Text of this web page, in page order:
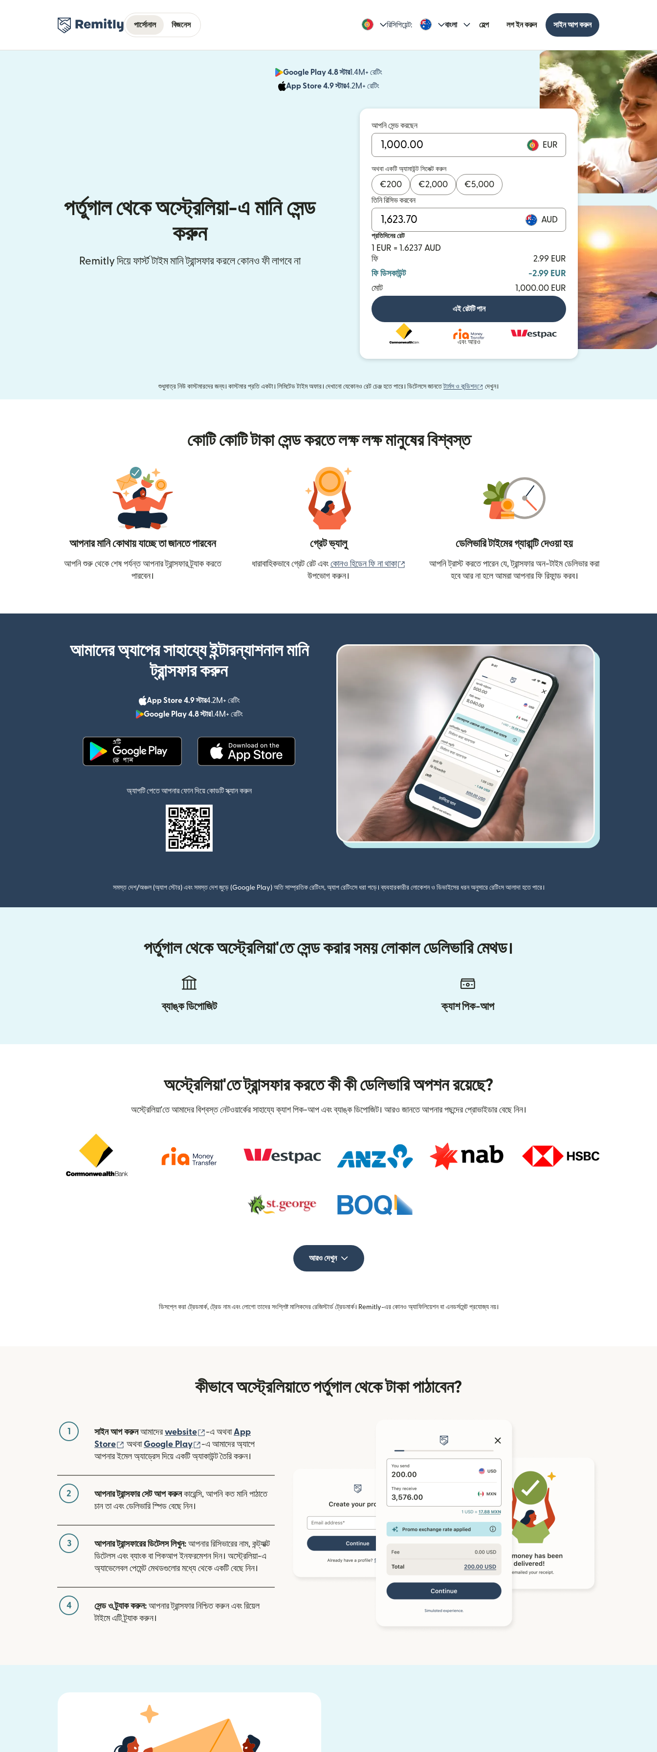
পার্সোনাল বিজনেস রিসিপিয়েন্ট: বাংলা হেল্প লগ ইন করুন সাইন আপ করুন
Google Play 4.8 স্টার1.4M+ রেটিং
App Store 4.9 স্টার4.2M+ রেটিং
পর্তুগাল থেকে অস্ট্রেলিয়া-এ মানি সেন্ড
করুন
Remitly দিয়ে ফার্স্ট টাইম মানি ট্রান্সফার করলে কোনও ফী লাগবে না
আপনি সেন্ড করছেন
EUR
অথবা একটি অ্যামাউন্ট সিলেক্ট করুন
€200 €2,000 €5,000
তিনি রিসিভ করবেন
AUD
প্রতিদিনের রেট
1 EUR = 1.6237 AUD
ফি
2.99 EUR
ফি ডিসকাউন্ট
-2.99 EUR
মোট
1,000.00 EUR
এই রেটটি পান
এবং আরও
শুধুমাত্র নিউ কাস্টমারদের জন্য। কাস্টমার প্রতি একটা। লিমিটেড টাইম অফার। দেখানো যেকোনও রেট চেঞ্জ হতে পারে। ডিটেলসে জানতেটার্মস ও কন্ডিশন (নতুন উইন্ডোতে খুলবে)
দেখুন।
কোটি কোটি টাকা সেন্ড করতে লক্ষ লক্ষ মানুষের বিশ্বস্ত
আপনার মানি কোথায় যাচ্ছে তা জানতে পারবেন
আপনি শুরু থেকে শেষ পর্যন্ত আপনার ট্রান্সফার ট্র্যাক করতে
পারবেন।
গ্রেট ভ্যালু
ধারাবাহিকভাবে গ্রেট রেট এবং কোনও হিডেন ফি না থাকা
(নতুন উইন্ডোতে খুলবে)
উপভোগ করুন।
ডেলিভারি টাইমের গ্যারান্টি দেওয়া হয়
আপনি ট্রাস্ট করতে পারেন যে, ট্রান্সফার অন-টাইম ডেলিভার করা
হবে আর না হলে আমরা আপনার ফি রিফান্ড করব।
আমাদের অ্যাপের সাহায্যে ইন্টারন্যাশনাল মানি
ট্রান্সফার করুন
App Store 4.9 স্টার4.2M+ রেটিং
Google Play 4.8 স্টার1.4M+ রেটিং
অ্যাপটি পেতে আপনার ফোন দিয়ে কোডটি স্ক্যান করুন
সমস্ত দেশ/অঞ্চল (অ্যাপ স্টোর) এবং সমস্ত দেশ জুড়ে (Google Play) অতি সাম্প্রতিক রেটিংস, অ্যাপ রেটিংসে ধরা পড়ে। ব্যবহারকারীর লোকেশন ও ডিভাইসের ধরন অনুসারে রেটিংস আলাদা হতে পারে।
পর্তুগাল থেকে অস্ট্রেলিয়া'তে সেন্ড করার সময় লোকাল ডেলিভারি মেথড।
ব্যাঙ্ক ডিপোজিট ক্যাশ পিক-আপ
অস্ট্রেলিয়া'তে ট্রান্সফার করতে কী কী ডেলিভারি অপশন রয়েছে?
অস্ট্রেলিয়া'তে আমাদের বিশ্বস্ত নেটওয়ার্কের সাহায্যে ক্যাশ পিক-আপ এবং ব্যাঙ্ক ডিপোজিট। আরও জানতে আপনার পছন্দের প্রোভাইডার বেছে নিন।
আরও দেখুন
ডিসপ্লে করা ট্রেডমার্ক, ট্রেড নাম এবং লোগো তাদের সংশ্লিষ্ট মালিকদের রেজিস্টার্ড ট্রেডমার্ক। Remitly-এর কোনও অ্যাফিলিয়েশন বা এনডর্সমেন্ট প্রযোজ্য নয়।
কীভাবে অস্ট্রেলিয়াতে পর্তুগাল থেকে টাকা পাঠাবেন?
1 সাইন আপ করুনআমাদেরwebsite (নতুন উইন্ডোতে খুলবে)
-এ অথবা App
Store
(নতুন উইন্ডোতে খুলবে)
অথবা Google Play (নতুন উইন্ডোতে খুলবে)
-এ আমাদের অ্যাপে
আপনার ইমেল অ্যাড্রেস দিয়ে একটি অ্যাকাউন্ট তৈরি করুন।
2 আপনার ট্রান্সফার সেট আপ করুনকারেন্সি, আপনি কত মানি পাঠাতে
চান তা এবং ডেলিভারি স্পিড বেছে নিন।
3 আপনার ট্রান্সফারের ডিটেলস লিখুন: আপনার রিসিভারের নাম, কন্ট্যাক্ট
ডিটেলস এবং ব্যাংক বা পিকআপ ইনফরমেশন দিন। অস্ট্রেলিয়া-এ
অ্যাভেলেবল পেমেন্ট মেথডগুলোর মধ্যে থেকে একটি বেছে নিন।
4 সেন্ড ও ট্র্যাক করুন: আপনার ট্রান্সফার নিশ্চিত করুন এবং রিয়েল
টাইমে এটি ট্র্যাক করুন।